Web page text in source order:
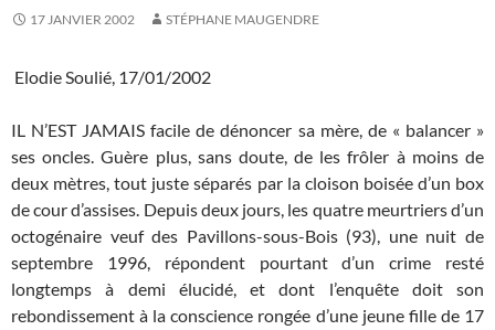
17 JANVIER 2002 STÉPHANE MAUGENDRE
Elodie Soulié, 17/01/2002
IL N’EST JAMAIS facile de dénoncer sa mère, de « balancer »
ses oncles. Guère plus, sans doute, de les frôler à moins de
deux mètres, tout juste séparés par la cloison boisée d’un box
de cour d’assises. Depuis deux jours, les quatre meurtriers d’un
octogénaire veuf des Pavillons-sous-Bois (93), une nuit de
septembre 1996, répondent pourtant d’un crime resté
longtemps à demi élucidé, et dont l’enquête doit son
rebondissement à la conscience rongée d’une jeune fille de 17